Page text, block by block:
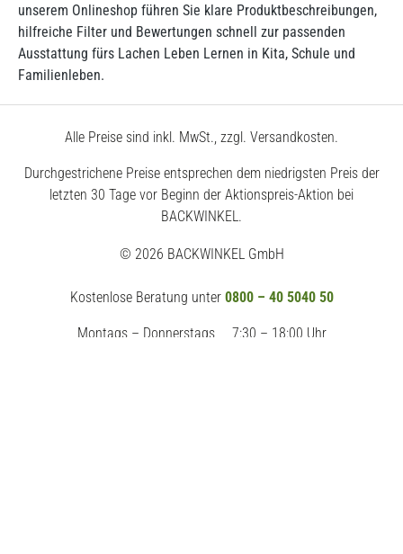
unserem Onlineshop führen Sie klare Produktbeschreibungen,
hilfreiche Filter und Bewertungen schnell zur passenden
Ausstattung fürs Lachen Leben Lernen in Kita, Schule und
Familienleben.
Alle Preise sind inkl. MwSt., zzgl. Versandkosten.
Durchgestrichene Preise entsprechen dem niedrigsten Preis der
letzten 30 Tage vor Beginn der Aktionspreis-Aktion bei
BACKWINKEL.
© 2026 BACKWINKEL GmbH
Kostenlose Beratung unter 0800 – 40 5040 50
Montags – Donnerstags
7:30 – 18:00 Uhr